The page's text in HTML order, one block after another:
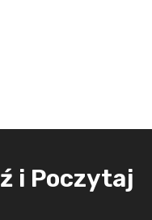
i Poczytaj